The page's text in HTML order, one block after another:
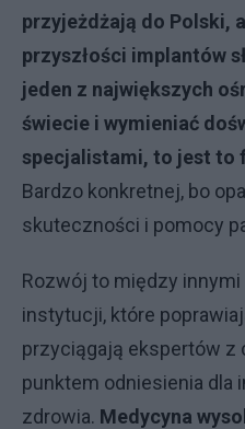
przyjeżdżają do Polski,
przyszłości implantów
jeden z największych
świecie i wymieniać
specjalistami, to jest to
Bardzo konkretnej, bo
skuteczności i pomocy
Rozwój to między
instytucji, które
przyciągają ekspertów z
punktem odniesienia dla
zdrowia. Medycyna